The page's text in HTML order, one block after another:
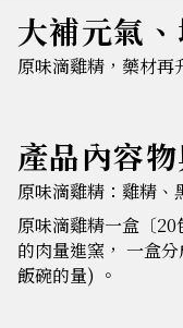
大補元氣
原味滴雞精，藥材再
產品內容
原味滴雞精：雞精、
原味滴雞精一盒〔
的肉量進窯， 一盒
飯碗的量) 。